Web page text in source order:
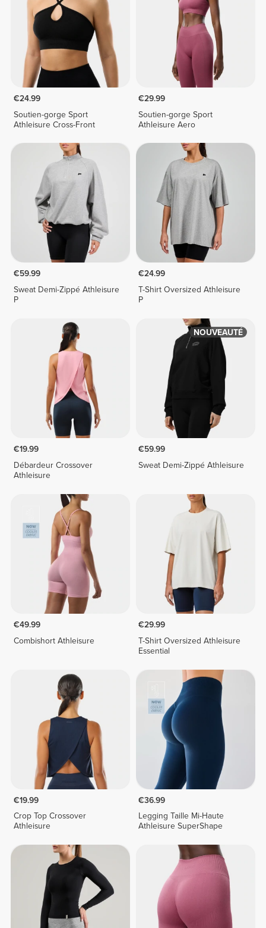
€24.99
Soutien-gorge Sport
Athleisure Cross-Front
€29.99
Soutien-gorge Sport
Athleisure Aero
€59.99
Sweat Demi-Zippé Athleisure
P
€24.99
T-Shirt Oversized Athleisure
P
€19.99
Débardeur Crossover
Athleisure
NOUVEAUTÉ
€59.99
Sweat Demi-Zippé Athleisure
€49.99
Combishort Athleisure
€29.99
T-Shirt Oversized Athleisure
Essential
€19.99
Crop Top Crossover
Athleisure
€36.99
Legging Taille Mi-Haute
Athleisure SuperShape